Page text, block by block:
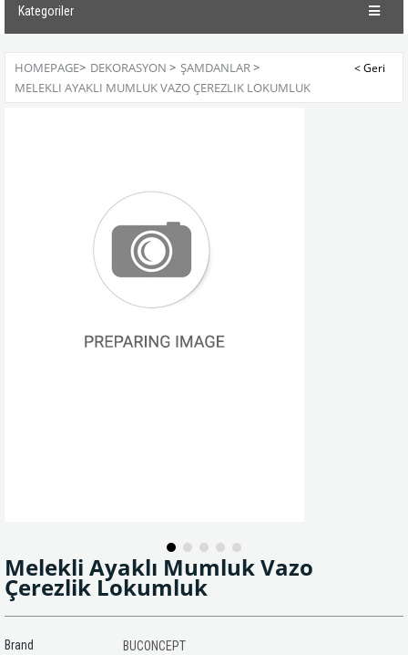
Kategoriler
HOMEPAGE> DEKORASYON > ŞAMDANLAR>
MELEKLI AYAKLI MUMLUK VAZO ÇEREZLIK LOKUMLUK
Melekli Ayaklı Mumluk Vazo
Çerezlik Lokumluk
Brand BUCONCEPT